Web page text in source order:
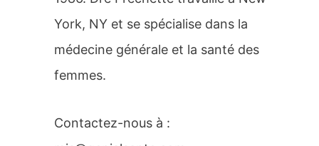
York, NY et se spécialise dans la
médecine générale et la santé des
femmes.
Contactez-nous à :